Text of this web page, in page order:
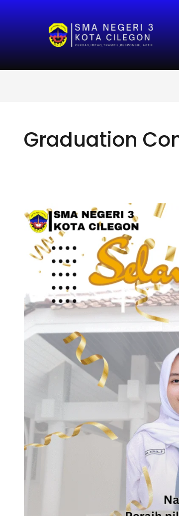
Graduation
Selamat
kepada
Lulusan
yang
Berprestasi